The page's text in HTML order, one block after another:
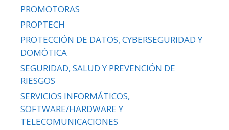
PROMOTORAS
PROPTECH
PROTECCIÓN DE DATOS, CYBERSEGURIDAD Y
DOMÓTICA
SEGURIDAD, SALUD Y PREVENCIÓN DE
RIESGOS
SERVICIOS INFORMÁTICOS,
SOFTWARE/HARDWARE Y
TELECOMUNICACIONES